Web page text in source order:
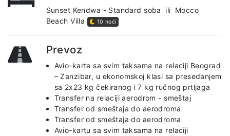
Sunset Kendwa - Standard soba ili Mocco
Beach Villa
10 noći
Prevoz
Avio-karta sa svim taksama na relaciji Beograd
– Zanzibar, u ekonomskoj klasi sa presedanjem
sa 2x23 kg čekiranog i 7 kg ručnog prtljaga
Transfer na relaciji aerodrom - smeštaj
Transfer od smeštaja do aerodroma
Transfer od smeštaja do aerodroma
Avio-kartu sa svim taksama na relaciji